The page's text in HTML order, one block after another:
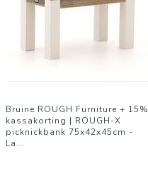
Bruine ROUGH Furniture + 15%
kassakorting | ROUGH-X
picknickbank 75x42x45cm -
La...